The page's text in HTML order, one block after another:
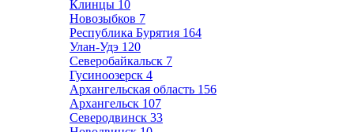
Клинцы 10
Новозыбков 7
Республика Бурятия 164
Улан-Удэ 120
Северобайкальск 7
Гусиноозерск 4
Архангельская область 156
Архангельск 107
Северодвинск 33